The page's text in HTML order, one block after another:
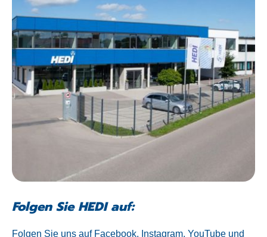
Folgen Sie HEDI auf:
Folgen Sie uns auf Facebook, Instagram, YouTube und